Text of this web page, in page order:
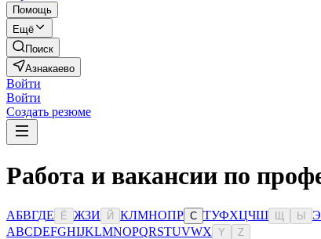
Помощь
Ещё
Поиск
Азнакаево
Войти
Войти
Создать резюме
Работа и вакансии по
АБВГДЕ Ё ЖЗИ Й КЛМНОПР С ТУФХЦЧШ Ы Э
ABCDEFGHIJKLMNOPQRSTUVWX Y Z